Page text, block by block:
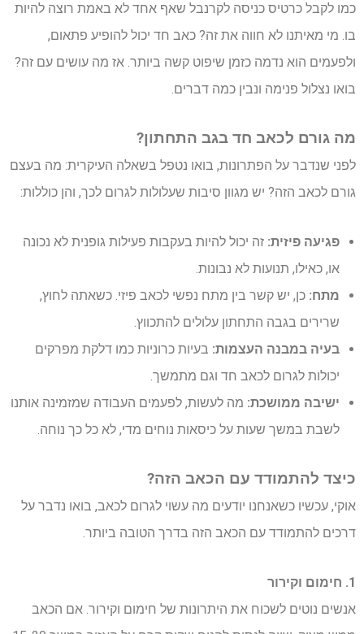
כמו לקבל כרטיס כניסה לקרנבל שאף אחד לא באמת רוצה להיות
בו. מי מאיתנו לא חווה את זה? כאב חד יכול להופיע פתאום,
ולפעמים הוא נדמה כזמן שיפוט קשה ביותר. אז מה עושים עם זה?
בואו נצלול פנימה ונבין כמה דברים.
מה גורם לכאב חד בגב התחתון?
לפני שנדבר על הפתרונות, בואו נטפל בשאלה העיקרית: מה בעצם
גורם לכאב הזה? יש מגוון סיבות שעלולות לגרום לכך, והן כוללות:
פגיעה פיזית: זה יכול להיות בעקבות פעילות גופנית לא נכונה
או, כאילו, תנועות לא נבונות.
מתח: כן, יש קשר בין מתח נפשי לכאב פיזי. כשאתה לחוץ,
שרירים בגבה התחתון עלולים להתכווץ.
בעיה במבנה העצמות: בעיות כרוניות כמו דלקת מפרקים
יכולות לגרום לכאב חד וגם מתמשך.
ישיבה ממושכת: מה לעשות, לפעמים העבודה שמזמינה אותנו
לשבת במשך שעות על כיסאות נוחים מדי, לא כל כך נוחה.
כיצד להתמודד עם הכאב הזה?
אוקי, עכשיו כשאנחנו יודעים מה עשוי לגרום לכאב, בואו נדבר על
דרכים להתמודד עם הכאב הזה בדרך הטובה ביותר.
1. חימום וקירור
אנשים נוטים לשכוח את היתרונות של חימום וקירור. אם הכאב